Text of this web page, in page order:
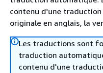
contenu d'une
originale en anglais, la
Les traductions sont
traduction
contenu d'une